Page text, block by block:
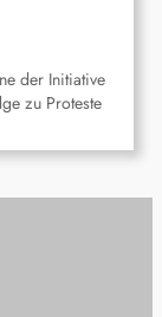
der Initiative
zu Proteste